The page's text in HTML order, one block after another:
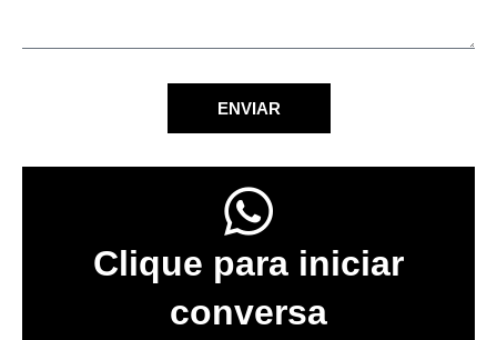
ENVIAR
Clique para iniciar
conversa